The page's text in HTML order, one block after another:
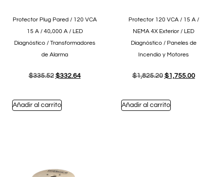
Protector Plug Pared / 120 VCA
15 A / 40,000 A / LED
Diagnóstico / Transformadores
de Alarma
$335.52 $332.64
Añadir al carrito
Protector 120 VCA / 15 A /
NEMA 4X Exterior / LED
Diagnóstico / Paneles de
Incendio y Motores
$1,825.20 $1,755.00
Añadir al carrito